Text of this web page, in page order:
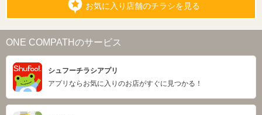
お気に入り店舗のチラシを見る
ONE COMPATHのサービス
シュフーチラシアプリ
アプリならお気に入りのお店がすぐに見つかる！